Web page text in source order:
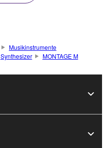
Musikinstrumente
Synthesizer MONTAGE M